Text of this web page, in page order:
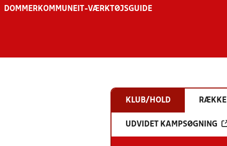
DOMMER KOMMUNE IT-VÆRKTØJSGUIDE
KLUB/HOLD RÆKKE
UDVIDET KAMPSØGNING